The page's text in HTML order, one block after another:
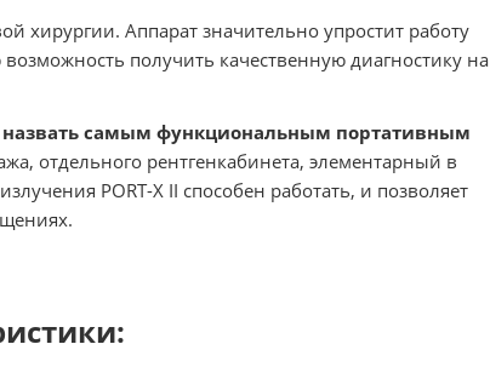
хирургии. Аппарат значительно упростит работу
получить качественную диагностику на
назвать самым функциональным портативным
отдельного рентгенкабинета, элементарный в
PORT-X II способен работать, и позволяет